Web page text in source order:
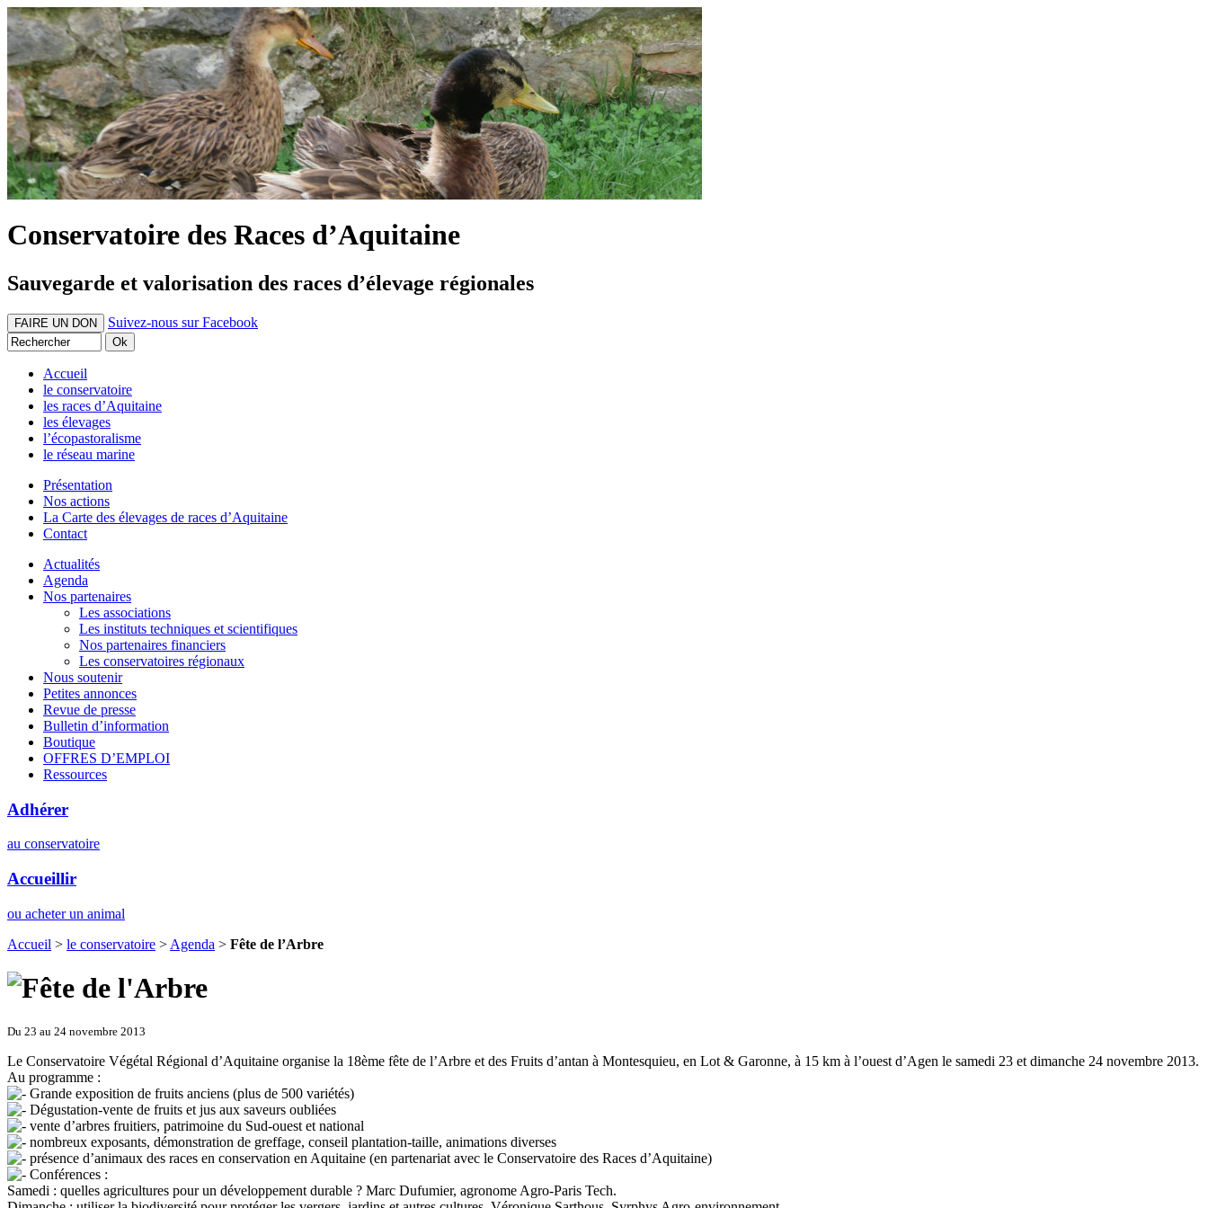
Conservatoire des Races d’Aquitaine
Sauvegarde et valorisation des races d’élevage régionales
FAIRE UN DON Suivez-nous sur Facebook
Accueil
le conservatoire
les races d’Aquitaine
les élevages
l’écopastoralisme
le réseau marine
Présentation
Nos actions
La Carte des élevages de races d’Aquitaine
Contact
Actualités
Agenda
Nos partenaires
Les associations
Les instituts techniques et scientifiques
Nos partenaires financiers
Les conservatoires régionaux
Nous soutenir
Petites annonces
Revue de presse
Bulletin d’information
Boutique
OFFRES D’EMPLOI
Ressources
Adhérer
au conservatoire
Accueillir
ou acheter un animal
Accueil > le conservatoire > Agenda > Fête de l’Arbre
Du 23 au 24 novembre 2013
Le Conservatoire Végétal Régional d’Aquitaine organise la 18ème fête de l’Arbre et des Fruits d’antan à Montesquieu, en Lot & Garonne, à 15 km à l’ouest d’Agen le samedi 23 et dimanche 24 novembre 2013.
Au programme :
Grande exposition de fruits anciens (plus de 500 variétés)
Dégustation-vente de fruits et jus aux saveurs oubliées
vente d’arbres fruitiers, patrimoine du Sud-ouest et national
nombreux exposants, démonstration de greffage, conseil plantation-taille, animations diverses
présence d’animaux des races en conservation en Aquitaine (en partenariat avec le Conservatoire des Races d’Aquitaine)
Conférences :
Samedi : quelles agricultures pour un développement durable ? Marc Dufumier, agronome Agro-Paris Tech.